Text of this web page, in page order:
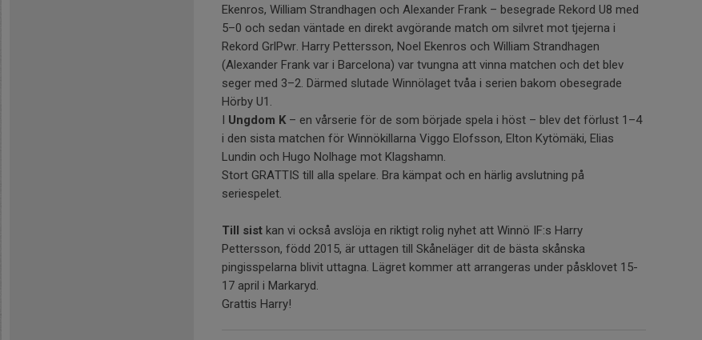
Ekenros, William Strandhagen och Alexander Frank – besegrade Rekord U8 med
5–0 och sedan väntade en direkt avgörande match om silvret mot tjejerna i
Rekord GrlPwr. Harry Pettersson, Noel Ekenros och William Strandhagen
(Alexander Frank var i Barcelona) var tvungna att vinna matchen och det blev
seger med 3–2. Därmed slutade Winnölaget tvåa i serien bakom obesegrade
Hörby U1.
I Ungdom K– en vårserie för de som började spela i höst – blev det förlust 1–4
i den sista matchen för Winnökillarna Viggo Elofsson, Elton Kytömäki, Elias
Lundin och Hugo Nolhage mot Klagshamn.
Stort GRATTIS till alla spelare. Bra kämpat och en härlig avslutning på
seriespelet.
Till sist kan vi också avslöja en riktigt rolig nyhet att Winnö IF:s Harry
Pettersson, född 2015, är uttagen till Skåneläger dit de bästa skånska
pingisspelarna blivit uttagna. Lägret kommer att arrangeras under påsklovet 15-
17 april i Markaryd.
Grattis Harry!